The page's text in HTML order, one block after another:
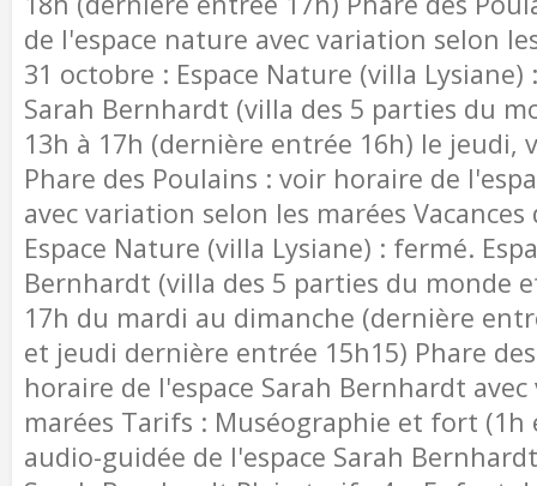
de l'espace nature avec variation selon
31 octobre : Espace Nature (villa Lysiane)
Sarah Bernhardt (villa des 5 parties du
13h à 17h (dernière entrée 16h) le jeudi,
Phare des Poulains : voir horaire de
avec variation selon les marées
Espace Nature (villa Lysiane) : fermé.
Bernhardt (villa des 5 parties du monde
17h du mardi au dimanche (dernière
et jeudi dernière entrée 15h15) Phare
horaire de l'espace Sarah Bernhardt
marées Tarifs : Muséographie et fort (1h
audio-guidée de l'espace Sarah